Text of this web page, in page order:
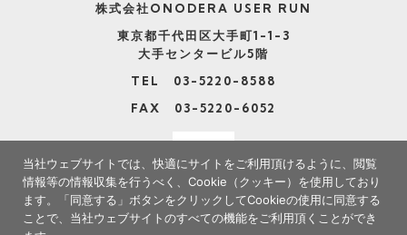
株式会社ONODERA USER RUN
東京都千代田区大手町1-1-3
大手センタービル5階
TEL 03-5220-8588
FAX 03-5220-6052
当社ウェブサイトでは、快適にサイトをご利用頂けるように、閲覧
情報等の情報収集を行うべく、Cookie（クッキー）を使用しており
ます。
「同意する」ボタンをクリックしてCookieの使用に同意する
ことで、当社ウェブサイトのすべての機能をご利用頂くことができ